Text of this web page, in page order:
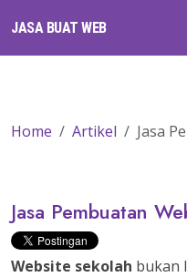
JASA BUAT WEB
Home Artikel Jasa
Jasa Pembuatan
Website sekolah bukan